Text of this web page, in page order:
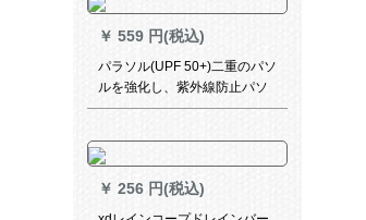
￥ 559 円(税込)
パラソル(UPF 50+)二重のパソ
ルを強化し、紫外線防止パソ
ルの女神の全遮光パソルと黒
りの晴雨兼用傘の浅紫
￥ 256 円(税込)